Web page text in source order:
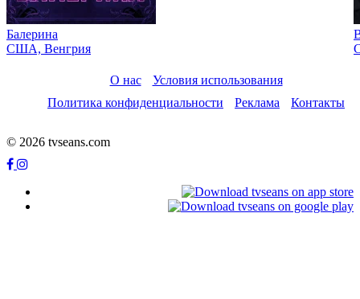
Балерина
США, Венгрия
О нас
Условия использования
Политика конфиденциальности
Реклама Контакты
© 2026 tvseans.com